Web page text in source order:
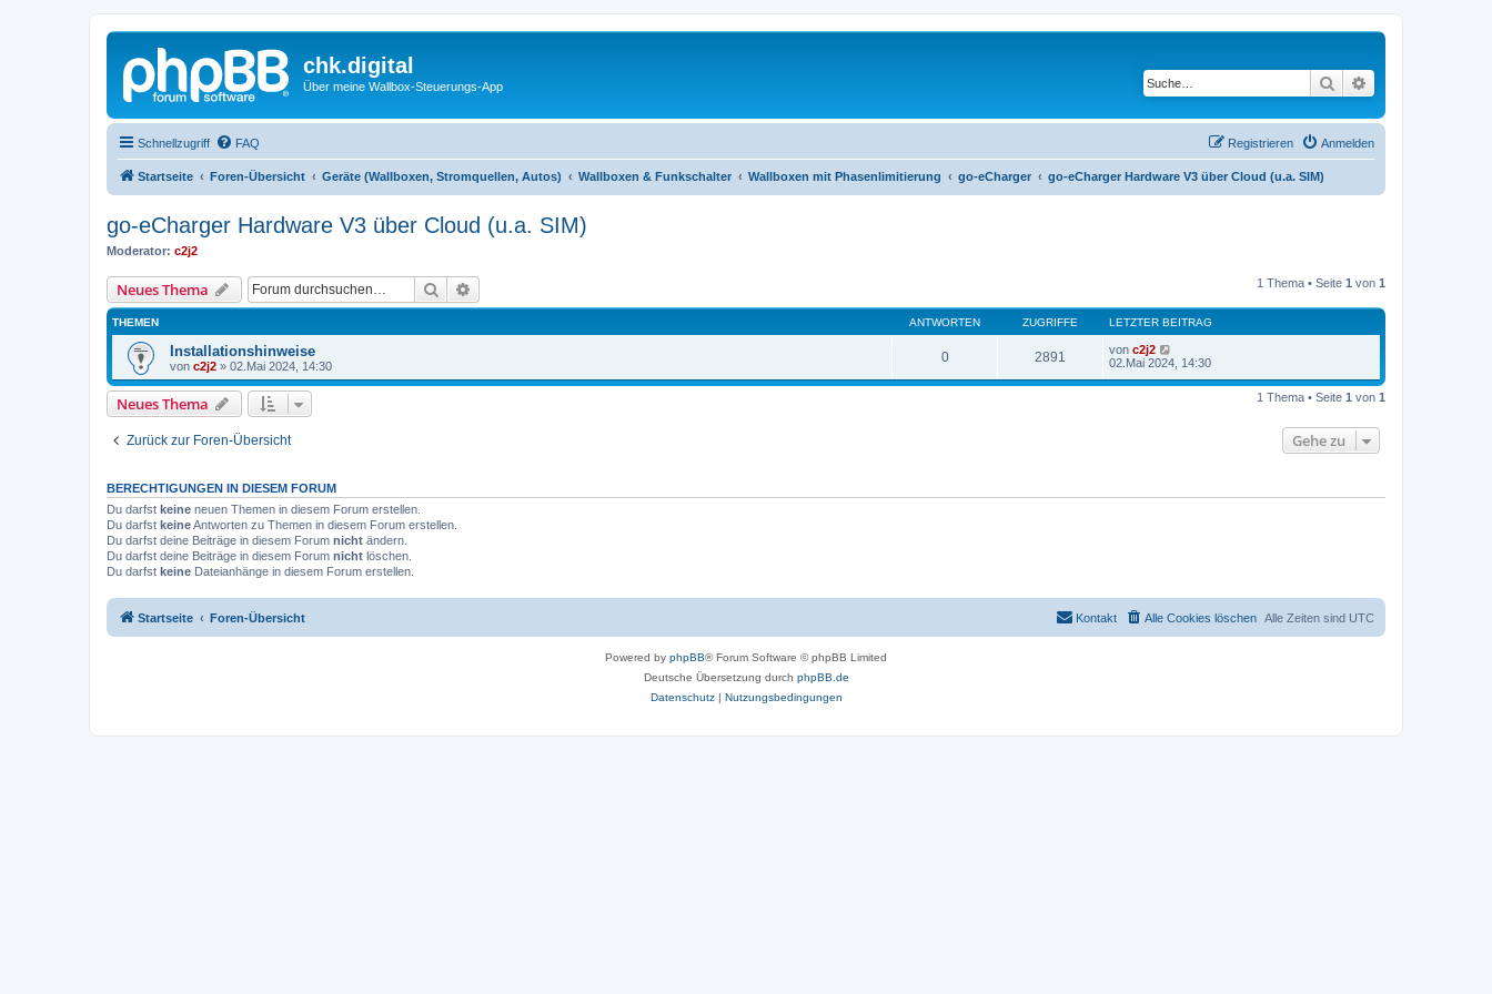
chk.digital
Über meine Wallbox-Steuerungs-App Suche
Schnellzugriff FAQ Anmelden
Registrieren
Startseite Foren-Übersicht Geräte (Wallboxen, Stromquellen, Autos) Wallboxen & Funkschalter Wallboxen mit Phasenlimitierung go-eCharger go-eCharger Hardware V3 über Cloud (u.a. SIM)
go-eCharger Hardware V3 über Cloud (u.a. SIM)
Moderator: c2j2
Neues Thema Suche 1 Thema • Seite 1 von 1
THEMEN ANTWORTEN ZUGRIFFE LETZTER BEITRAG
Installationshinweise
von c2j2 » 02.Mai 2024, 14:30
0 2891 von c2j2
02.Mai 2024, 14:30
Neues Thema 1 Thema • Seite 1 von 1
Zurück zur Foren-Übersicht Gehe zu
BERECHTIGUNGEN IN DIESEM FORUM
Du darfst keine neuen Themen in diesem Forum erstellen.
Du darfst keineAntworten zu Themen in diesem Forum erstellen.
Du darfst deine Beiträge in diesem Forum nicht ändern.
Du darfst deine Beiträge in diesem Forum nicht löschen.
Du darfst keine Dateianhänge in diesem Forum erstellen.
Startseite Foren-Übersicht Alle Zeiten sind UTC
Alle Cookies löschen
Kontakt
Powered by phpBB® Forum Software © phpBB Limited
Deutsche Übersetzung durch phpBB.de
Datenschutz| Nutzungsbedingungen